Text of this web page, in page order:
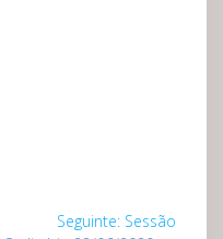
Seguinte: Post
Sessão